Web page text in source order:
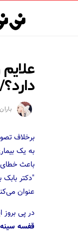
برخلاف
به یک
باعث خطای
"دکتر
عنوان
در پی
قفسه